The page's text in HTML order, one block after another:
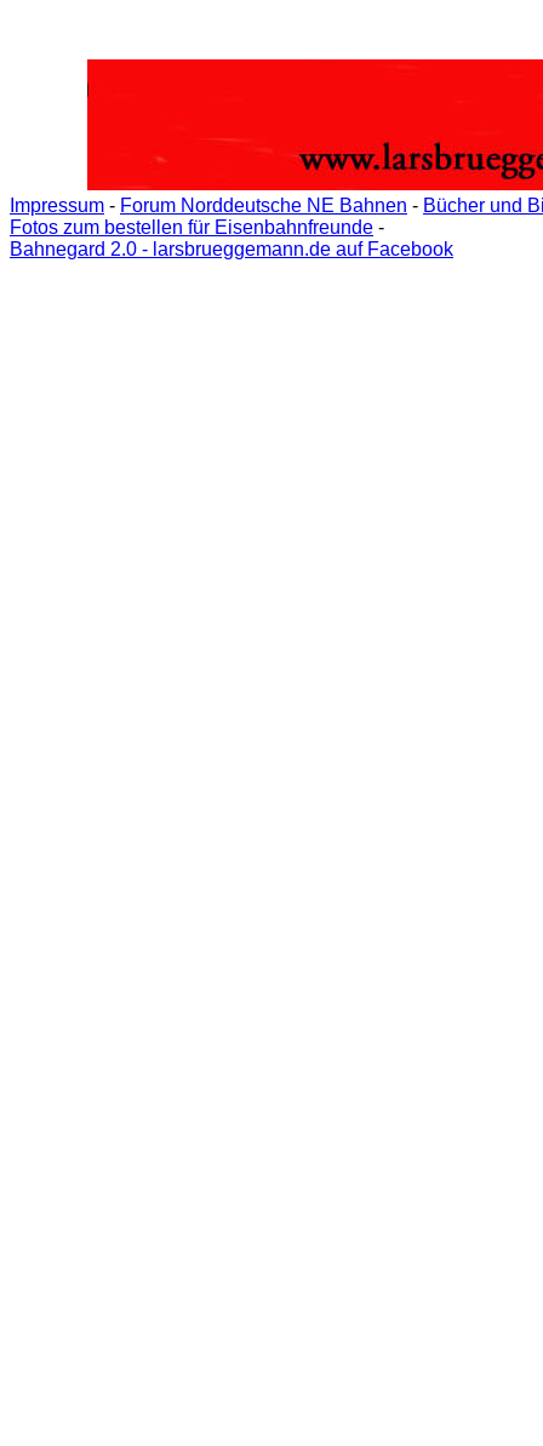
Impressum - Forum Norddeutsche NE Bahnen - Bücher und
Fotos zum bestellen für Eisenbahnfreunde -
Bahnegard 2.0 - larsbrueggemann.de auf Facebook